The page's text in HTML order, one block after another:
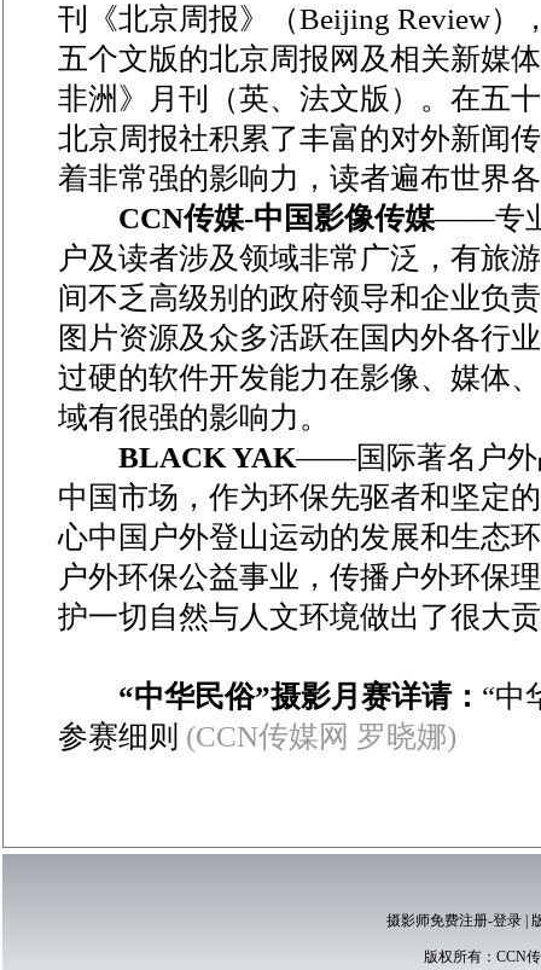
刊《北京周报》（Beijing Review）
五个文版的北京周报网及相关新媒
非洲》月刊（英、法文版）。在五
北京周报社积累了丰富的对外新闻
着非常强的影响力，读者遍布世界
CCN传媒-中国影像传媒——专
户及读者涉及领域非常广泛，有
间不乏高级别的政府领导和企业负
图片资源及众多活跃在国内外各行
过硬的软件开发能力在影像、媒体
域有很强的影响力。
BLACK YAK——国际著名户外
中国市场，作为环保先驱者和坚定
心中国户外登山运动的发展和生态
户外环保公益事业，传播户外环保
护一切自然与人文环境做出了很大
“中华民俗”摄影月赛详请： “中
参赛细则 (CCN传媒网 罗晓娜)
摄影师免费注册-登录|
版权所有： CCN